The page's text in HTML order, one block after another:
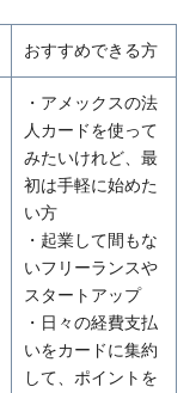
おすすめできる方
・アメックスの法
人カードを使って
みたいけれど、最
初は手軽に始めた
い方
・起業して間もな
いフリーランスや
スタートアップ
・日々の経費支払
いをカードに集約
して、ポイントを